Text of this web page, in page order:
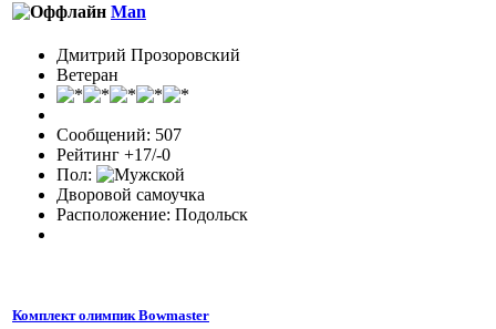
Man
Дмитрий Прозоровский
Ветеран
Сообщений: 507
Рейтинг +17/-0
Пол:
Дворовой самоучка
Расположение: Подольск
Комплект олимпик Bowmaster